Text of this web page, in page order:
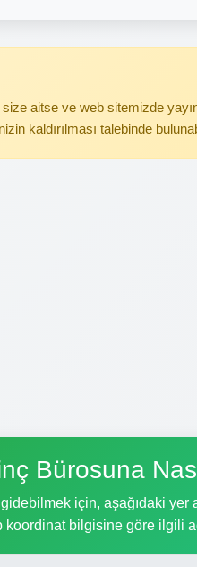
aitse ve web sitemizde
kaldırılması talebinde
Bürosuna
için, aşağıdaki yer
koordinat bilgisine göre ilgili